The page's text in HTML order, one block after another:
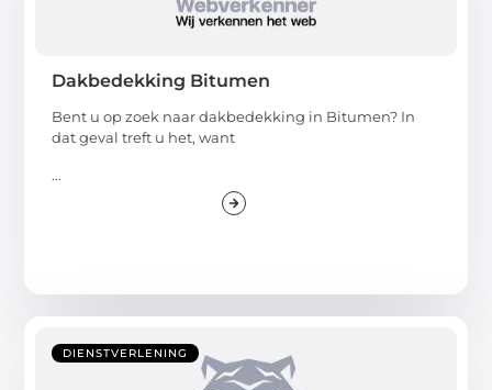
Dakbedekking Bitumen
Bent u op zoek naar dakbedekking in Bitumen? In
dat geval treft u het, want
...
DIENSTVERLENING